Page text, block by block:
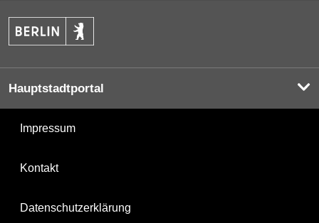
Hauptstadtportal
Impressum
Kontakt
Datenschutzerklärung